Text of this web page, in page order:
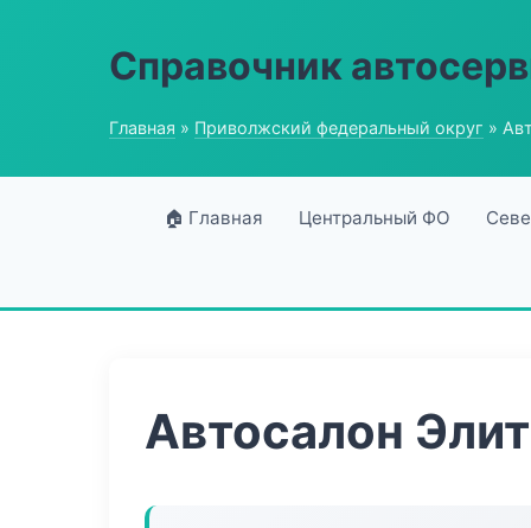
Справочник
Главная » Приволжский федеральный округ »
🏠 Главная Центральный ФО
Автосалон